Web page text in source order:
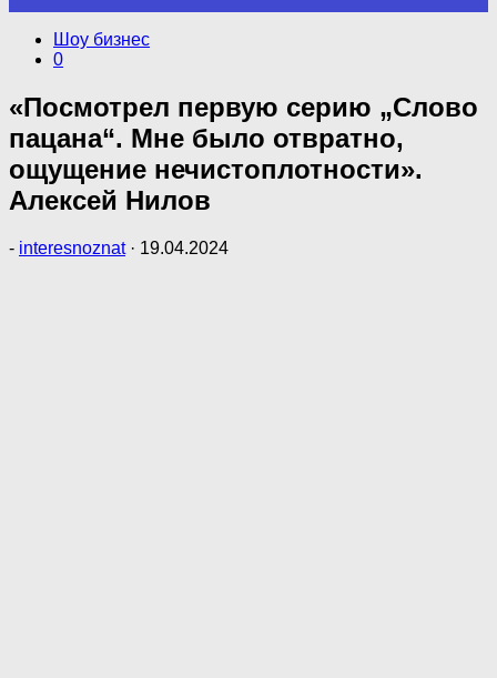
Шоу бизнес
0
«Посмотрел первую серию „Слово
пацана“. Мне было отвратно,
ощущение нечистоплотности».
Алексей Нилов
- interesnoznat · 19.04.2024